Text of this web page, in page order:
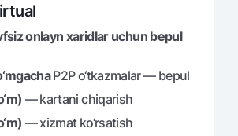
USD uchun
onlayn xaridlar uchun bepul
P2P o‘tkazmalar — bepul
— kartani chiqarish
— xizmat ko‘rsatish